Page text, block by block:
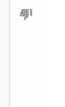
thumb_down